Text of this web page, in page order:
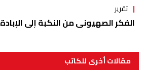
تقرير
الفكر الصهيوني من النكبة إلى الإبادة
مقالات أخرى للكاتب